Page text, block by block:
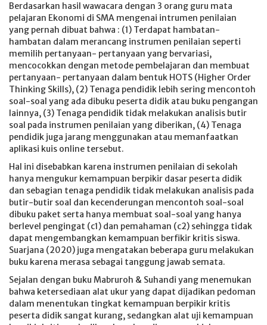
Berdasarkan hasil wawacara dengan 3 orang guru mata
pelajaran Ekonomi di SMA mengenai intrumen penilaian
yang pernah dibuat bahwa : (1) Terdapat hambatan-
hambatan dalam merancang instrumen penilaian seperti
memilih pertanyaan- pertanyaan yang bervariasi,
mencocokkan dengan metode pembelajaran dan membuat
pertanyaan- pertanyaan dalam bentuk HOTS (Higher Order
Thinking Skills), (2) Tenaga pendidik lebih sering mencontoh
soal-soal yang ada dibuku peserta didik atau buku pengangan
lainnya, (3) Tenaga pendidik tidak melakukan analisis butir
soal pada instrumen penilaian yang diberikan, (4) Tenaga
pendidik juga jarang menggunakan atau memanfaatkan
aplikasi kuis online tersebut.
Hal ini disebabkan karena instrumen penilaian di sekolah
hanya mengukur kemampuan berpikir dasar peserta didik
dan sebagian tenaga pendidik tidak melakukan analisis pada
butir-butir soal dan kecenderungan mencontoh soal-soal
dibuku paket serta hanya membuat soal-soal yang hanya
berlevel pengingat (c1) dan pemahaman (c2) sehingga tidak
dapat mengembangkan kemampuan berfikir kritis siswa.
Suarjana (2020) juga mengatakan beberapa guru melakukan
buku karena merasa sebagai tanggung jawab semata.
Sejalan dengan buku Mabruroh & Suhandi yang menemukan
bahwa ketersediaan alat ukur yang dapat dijadikan pedoman
dalam menentukan tingkat kemampuan berpikir kritis
peserta didik sangat kurang, sedangkan alat uji kemampuan